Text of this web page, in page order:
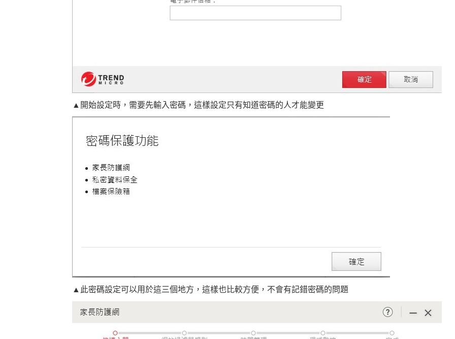
▲開始設定時，需要先輸入密碼，這樣設定只有知道密碼的人才能變更
▲此密碼設定可以用於這三個地方，這樣也比較方便，不會有記錯密碼的問題